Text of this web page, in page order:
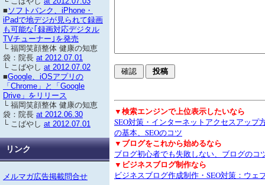
▼検索エンジンで上位表示したいなら
SEO対策・インターネットアクセスアップ
の基本、SEOのコツ
▼ブログをこれから始めるなら
ブログ初心者でも失敗しない、ブログのコ
▼ビジネスブログ制作なら
ビジネスブログ作成制作・SEO対策：ウェ
■ ソフトバンク、iPhone・
iPadで地デジが見られて録画
も可能な｢録画対応デジタル
TVチューナー｣を発売
└ 福岡笑顔整体 健康の知恵
袋：院長 at 2012.07.01
└ こばやし at 2012.07.02
■Google、iOSアプリの
「Chrome」と「Google
Drive」をリリース
└ 福岡笑顔整体 健康の知恵
袋：院長 at 2012.06.30
└ こばやし at 2012.07.01
リンク
メルマガ広告掲載問合せ